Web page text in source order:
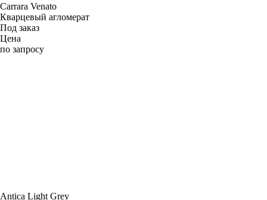
Carrara Venato
Кварцевый агломерат
Под заказ
Цена
по запросу
Antica Light Grey